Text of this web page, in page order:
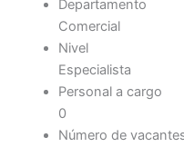
Departamento
Comercial
Nivel
Especialista
Personal a cargo
0
Número de